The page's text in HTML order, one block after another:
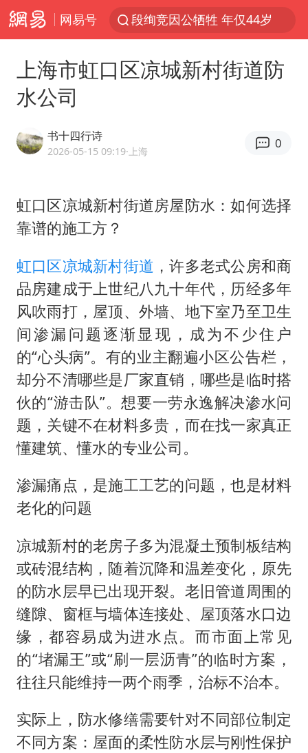
网易号
段绚竞因公牺牲 年仅44岁
女子开一天一夜空调后二氧化碳中毒
“不建议大家买深色蛋糕”
男子杀人后逃进深山21年活得像野人
公司“上四休三”但要降薪1000元
OpenAI为免费用户升级GPT-5.6 Luna
47岁妈妈突然产女 26岁女儿：很震惊
97岁英国奶奶飞上天再破吉尼斯纪录
“中国蔬菜之乡”最高温达41.8℃
如何把百年大党建设得更加坚强有力？
上海市虹口区凉城新村街道防
水公司
书十四行诗
2026-05-15 09:19·上海
0
虹口区凉城新村街道房屋防水：如何选择
靠谱的施工方？
虹口区凉城新村街道 ，许多老式公房和商
品房建成于上世纪八九十年代，历经多年
风吹雨打，屋顶、外墙、地下室乃至卫生
间渗漏问题逐渐显现，成为不少住户
的“心头病”。有的业主翻遍小区公告栏，
却分不清哪些是厂家直销，哪些是临时搭
伙的“游击队”。想要一劳永逸解决渗水问
题，关键不在材料多贵，而在找一家真正
懂建筑、懂水的专业公司。
渗漏痛点，是施工工艺的问题，也是材料
老化的问题
凉城新村的老房子多为混凝土预制板结构
或砖混结构，随着沉降和温差变化，原先
的防水层早已出现开裂。老旧管道周围的
缝隙、窗框与墙体连接处、屋顶落水口边
缘，都容易成为进水点。而市面上常见
的“堵漏王”或“刷一层沥青”的临时方案，
往往只能维持一两个雨季，治标不治本。
实际上，防水修缮需要针对不同部位制定
不同方案：屋面的柔性防水层与刚性保护